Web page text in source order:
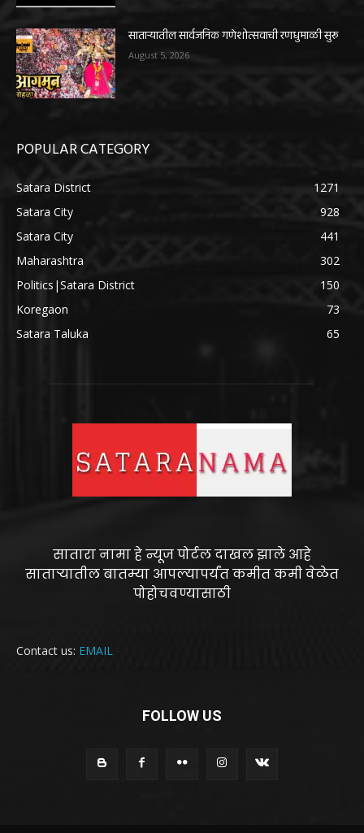
साताऱ्यातील सार्वजनिक गणेशोत्सवाची रणधुमाळी सुरू
August 5, 2026
POPULAR CATEGORY
Satara District
1271
Satara City
928
Satara City
441
Maharashtra
302
Politics|Satara District
150
Koregaon
73
Satara Taluka
65
सातारा नामा हे न्यूज पोर्टल दाखल झाले आहे
साताऱ्यातील बातम्या आपल्यापर्यंत कमीत कमी वेळेत
पोहोचवण्यासाठी
Contact us: EMAIL
FOLLOW US